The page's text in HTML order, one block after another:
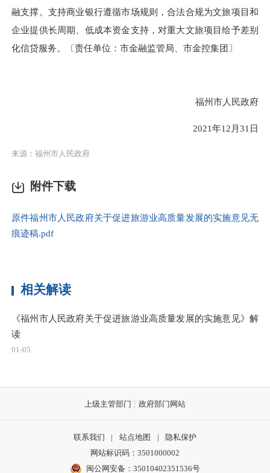
融支撑。支持商业银行遵循市场规则，合法合规为文旅项目和
企业提供长周期、低成本资金支持，对重大文旅项目给予差别
化信贷服务。〔责任单位：市金融监管局、市金控集团〕
福州市人民政府
2021年12月31日
来源：福州市人民政府
附件下载
原件福州市人民政府关于促进旅游业高质量发展的实施意见无
痕迹稿.pdf
相关解读
《福州市人民政府关于促进旅游业高质量发展的实施意见》解
读
01-05
上级主管部门 政府部门网站
联系我们 | 站点地图 |
隐私保护
网站标识码：3501000002
闽公网安备：35010402351536号